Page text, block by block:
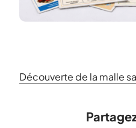
Découverte de la malle